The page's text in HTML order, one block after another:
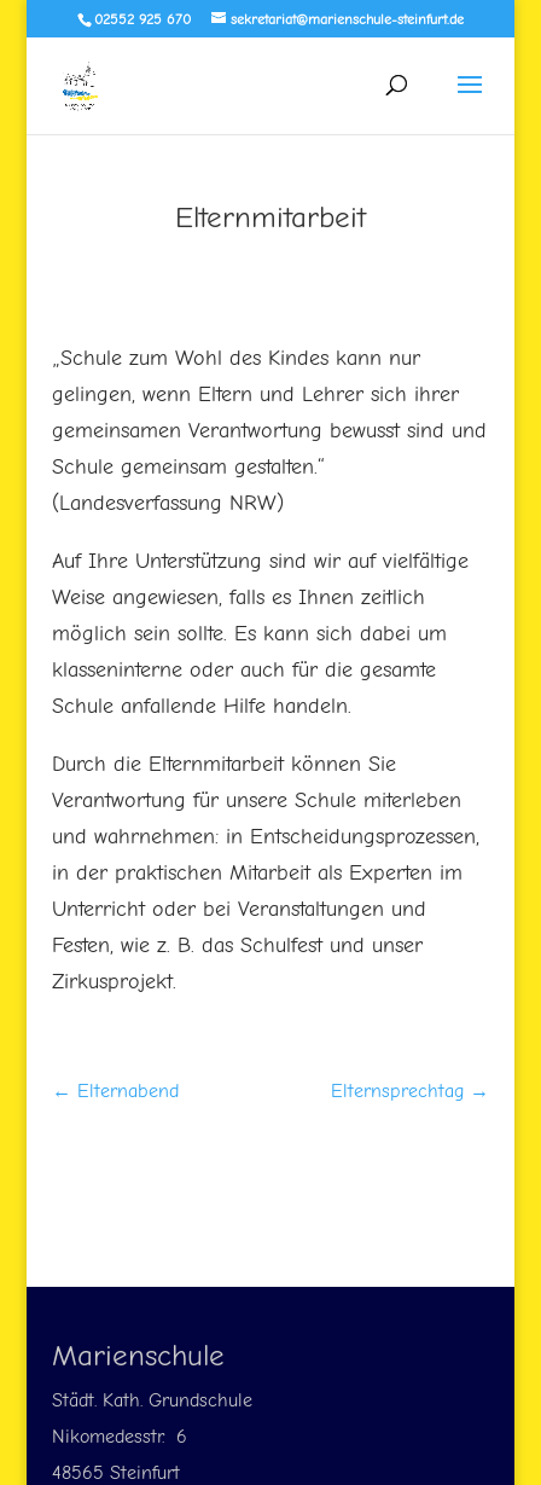
02552 925 670 sekretariat@marienschule-steinfurt.de
Elternmitarbeit
„Schule zum Wohl des Kindes kann nur
gelingen, wenn Eltern und Lehrer sich ihrer
gemeinsamen Verantwortung bewusst sind und
Schule gemeinsam gestalten.“
(Landesverfassung NRW)
Auf Ihre Unterstützung sind wir auf vielfältige
Weise angewiesen, falls es Ihnen zeitlich
möglich sein sollte. Es kann sich dabei um
klasseninterne oder auch für die gesamte
Schule anfallende Hilfe handeln.
Durch die Elternmitarbeit können Sie
Verantwortung für unsere Schule miterleben
und wahrnehmen: in Entscheidungsprozessen,
in der praktischen Mitarbeit als Experten im
Unterricht oder bei Veranstaltungen und
Festen, wie z. B. das Schulfest und unser
Zirkusprojekt.
← Elternabend Elternsprechtag →
Marienschule
Städt. Kath. Grundschule
Nikomedesstr. 6
48565 Steinfurt